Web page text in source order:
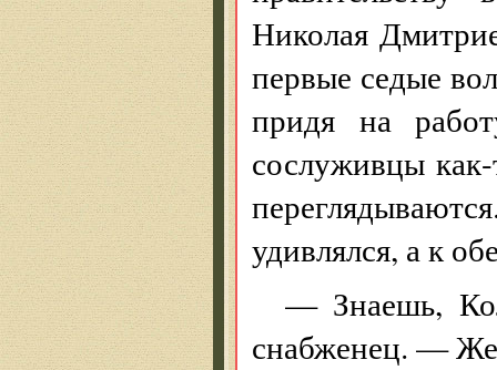
Николая
первые седые
придя на
сослуживцы
удивлялся, а к
— Знаешь,
снабженец. —